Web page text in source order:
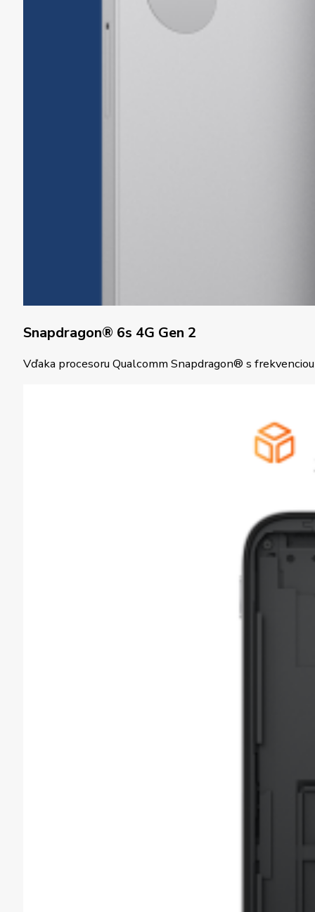
Snapdragon® 6s 4G Gen 2
Vďaka procesoru Qualcomm Snapdragon® s